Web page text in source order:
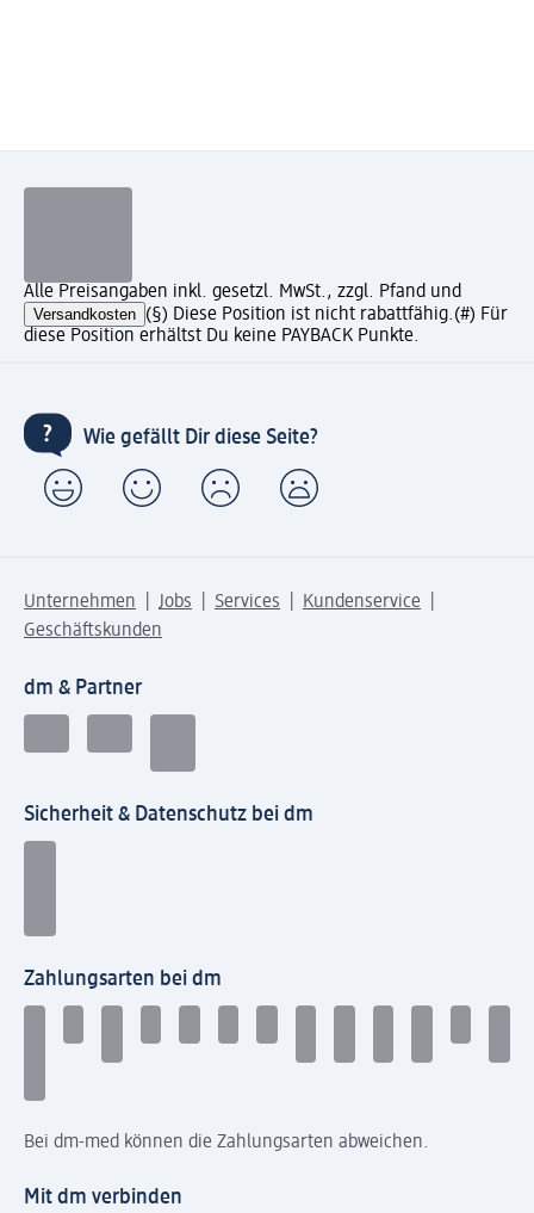
Alle Preisangaben inkl. gesetzl. MwSt., zzgl. Pfand und
Versandkosten (§) Diese Position ist nicht rabattfähig.(#) Für
diese Position erhältst Du keine PAYBACK Punkte.
Wie gefällt Dir diese Seite?
Unternehmen Jobs Services
Kundenservice
Geschäftskunden
dm & Partner
Sicherheit & Datenschutz bei dm
Zahlungsarten bei dm
Bei dm-med können die Zahlungsarten abweichen.
Mit dm verbinden